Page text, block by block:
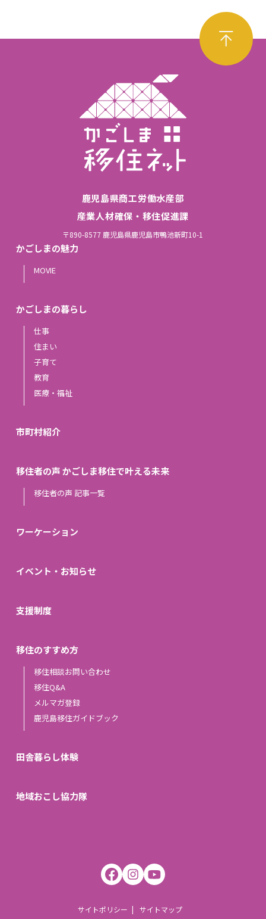
鹿児島県商工労働水産部
産業人材確保・移住促進課
〒890-8577 鹿児島県鹿児島市鴨池新町10-1
かごしまの魅力
MOVIE
かごしまの暮らし
仕事
住まい
子育て
教育
医療・福祉
市町村紹介
移住者の声 かごしま移住で叶える未来
移住者の声 記事一覧
ワーケーション
イベント・お知らせ
支援制度
移住のすすめ方
移住相談お問い合わせ
移住Q&A
メルマガ登録
鹿児島移住ガイドブック
田舎暮らし体験
地域おこし協力隊
サイトポリシー
サイトマップ